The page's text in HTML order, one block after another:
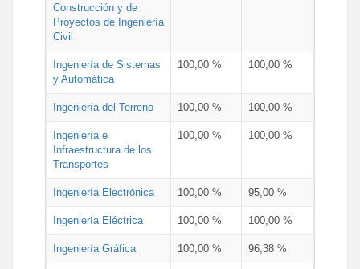
Construcción y de
Proyectos de Ingeniería
Civil
Ingeniería de Sistemas
y Automática
100,00 % 100,00 %
Ingeniería del Terreno 100,00 % 100,00 %
Ingeniería e
Infraestructura de los
Transportes
100,00 % 100,00 %
Ingeniería Electrónica 100,00 % 95,00 %
Ingeniería Eléctrica 100,00 % 100,00 %
Ingeniería Gráfica 100,00 % 96,38 %